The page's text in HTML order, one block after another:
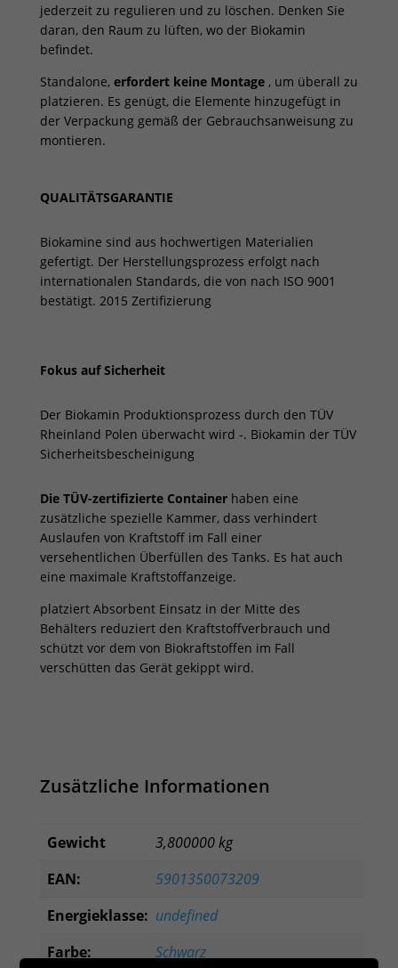
jederzeit zu regulieren und zu löschen. Denken Sie
daran, den Raum zu lüften, wo der Biokamin
befindet.
Standalone, erfordert keine Montage , um überall zu
platzieren. Es genügt, die Elemente hinzugefügt in
der Verpackung gemäß der Gebrauchsanweisung zu
montieren.
QUALITÄTSGARANTIE
Biokamine sind aus hochwertigen Materialien
gefertigt. Der Herstellungsprozess erfolgt nach
internationalen Standards, die von nach ISO 9001
bestätigt. 2015 Zertifizierung
Fokus auf Sicherheit
Der Biokamin Produktionsprozess durch den TÜV
Rheinland Polen überwacht wird -. Biokamin der TÜV
Sicherheitsbescheinigung
Die TÜV-zertifizierte Container haben eine
zusätzliche spezielle Kammer, dass verhindert
Auslaufen von Kraftstoff im Fall einer
versehentlichen Überfüllen des Tanks. Es hat auch
eine maximale Kraftstoffanzeige.
platziert Absorbent Einsatz in der Mitte des
Behälters reduziert den Kraftstoffverbrauch und
schützt vor dem von Biokraftstoffen im Fall
verschütten das Gerät gekippt wird.
Zusätzliche Informationen
Gewicht
3,800000 kg
EAN:
5901350073209
Energieklasse: undefined
Farbe:
Schwarz